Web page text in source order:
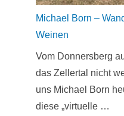
Michael Born –
Weinen
Vom Donnersberg
das Zellertal nicht
uns Michael Born
diese „virtuelle …